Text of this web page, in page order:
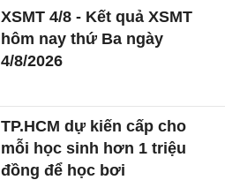
XSMT 4/8 - Kết quả XSMT
hôm nay thứ Ba ngày
4/8/2026
TP.HCM dự kiến cấp cho
mỗi học sinh hơn 1 triệu
đồng để học bơi